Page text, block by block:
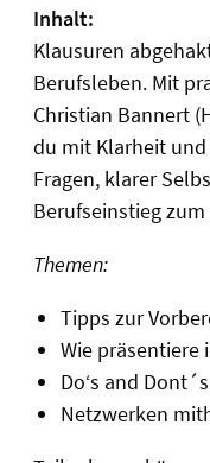
Inhalt:
Klausuren
Berufsleben. Mit
Christian Bannert
du mit Klarheit
Fragen, klarer
Berufseinstieg
Themen:
Tipps zur
Wie präsentiere
Do‘s and
Netzwerken